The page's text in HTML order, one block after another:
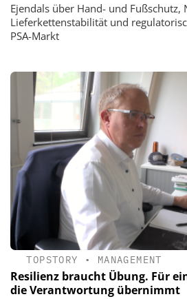
Ejendals über Hand- und Fußschutz,
Lieferkettenstabilität und
PSA-Markt
TOPSTORY • MANAGEMENT
Resilienz braucht Übung. Für
die Verantwortung übernimmt